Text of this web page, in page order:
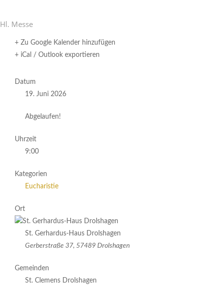
Hl. Messe
+ Zu Google Kalender hinzufügen
+ iCal / Outlook exportieren
Datum
19. Juni 2026
Abgelaufen!
Uhrzeit
9:00
Kategorien
Eucharistie
Ort
St. Gerhardus-Haus Drolshagen
Gerberstraße 37, 57489 Drolshagen
Gemeinden
St. Clemens Drolshagen